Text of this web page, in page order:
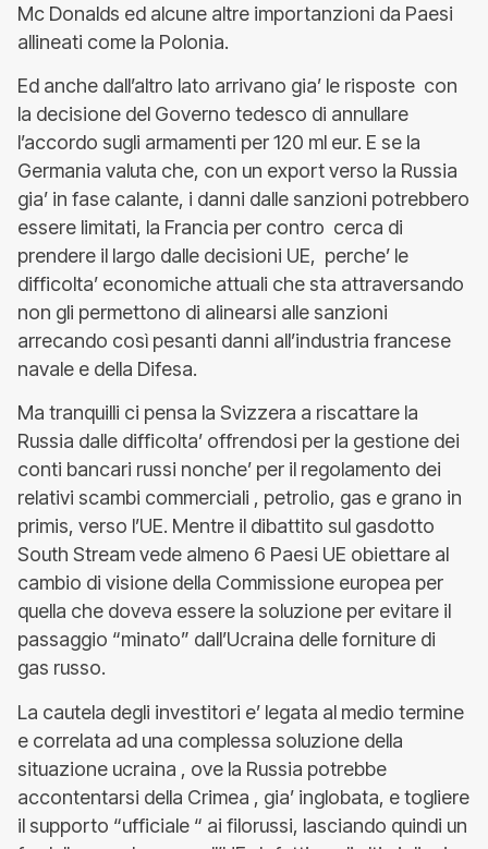
Mc Donalds ed alcune altre importanzioni da Paesi
allineati come la Polonia.
Ed anche dall’altro lato arrivano gia’ le risposte con
la decisione del Governo tedesco di annullare
l’accordo sugli armamenti per 120 ml eur. E se la
Germania valuta che, con un export verso la Russia
gia’ in fase calante, i danni dalle sanzioni potrebbero
essere limitati, la Francia per contro cerca di
prendere il largo dalle decisioni UE, perche’ le
difficolta’ economiche attuali che sta attraversando
non gli permettono di alinearsi alle sanzioni
arrecando così pesanti danni all’industria francese
navale e della Difesa.
Ma tranquilli ci pensa la Svizzera a riscattare la
Russia dalle difficolta’ offrendosi per la gestione dei
conti bancari russi nonche’ per il regolamento dei
relativi scambi commerciali , petrolio, gas e grano in
primis, verso l’UE. Mentre il dibattito sul gasdotto
South Stream vede almeno 6 Paesi UE obiettare al
cambio di visione della Commissione europea per
quella che doveva essere la soluzione per evitare il
passaggio “minato” dall’Ucraina delle forniture di
gas russo.
La cautela degli investitori e’ legata al medio termine
e correlata ad una complessa soluzione della
situazione ucraina , ove la Russia potrebbe
accontentarsi della Crimea , gia’ inglobata, e togliere
il supporto “ufficiale “ ai filorussi, lasciando quindi un